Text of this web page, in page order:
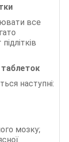
все
таблеток
наступні:
мозку;